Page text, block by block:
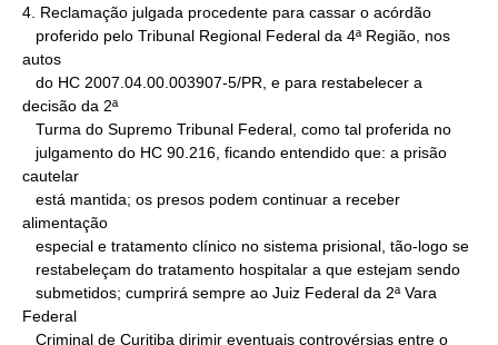
4. Reclamação julgada procedente para cassar o acórdão
autos
decisão da 2ª
cautelar
alimentação
Federal